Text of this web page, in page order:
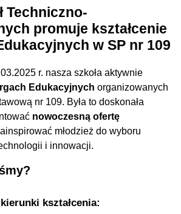
Techniczno-
promuje kształcenie
w SP nr 109
r. nasza szkoła aktywnie
Edukacyjnych organizowanych
nr 109. Była to doskonała
nowoczesną ofertę
młodzież do wyboru
i innowacji.
kształcenia: